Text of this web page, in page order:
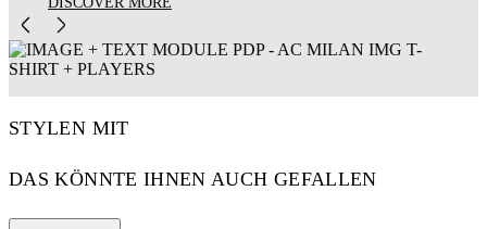
STYLEN MIT
DAS KÖNNTE IHNEN AUCH GEFALLEN